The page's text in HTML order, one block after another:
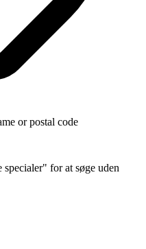
or postal code
for at søge uden